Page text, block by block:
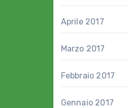
Aprile 2017
Marzo 2017
Febbraio 2017
Gennaio 2017